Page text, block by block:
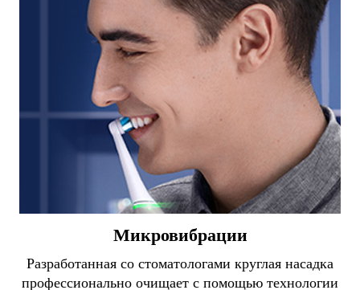
Микровибрации
Разработанная со стоматологами круглая насадка
профессионально очищает с помощью технологии